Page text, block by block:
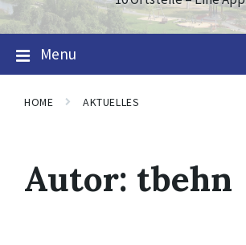
Menu
HOME AKTUELLES
Autor: tbehn